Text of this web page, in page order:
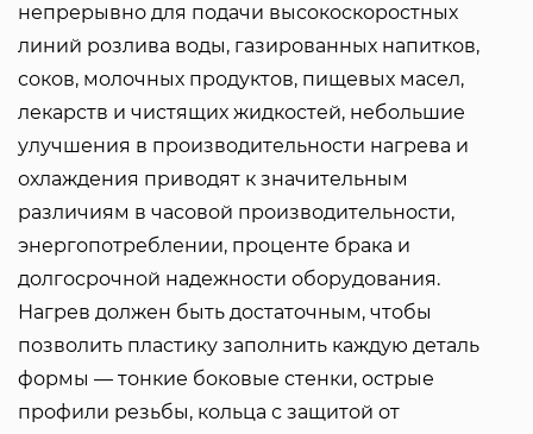
непрерывно для подачи высокоскоростных
линий розлива воды, газированных напитков,
соков, молочных продуктов, пищевых масел,
лекарств и чистящих жидкостей, небольшие
улучшения в производительности нагрева и
охлаждения приводят к значительным
различиям в часовой производительности,
энергопотреблении, проценте брака и
долгосрочной надежности оборудования.
Нагрев должен быть достаточным, чтобы
позволить пластику заполнить каждую деталь
формы — тонкие боковые стенки, острые
профили резьбы, кольца с защитой от